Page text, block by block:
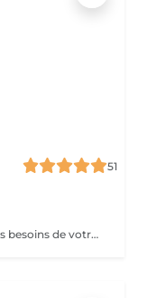
51
Le type de soin sera adapté en fonction des besoins de votre peau